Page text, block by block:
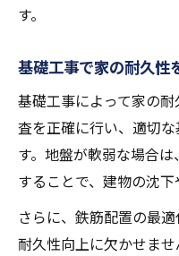
す。
基礎工事で家の耐久性
基礎工事によって家の
査を正確に行い、適切
す。地盤が軟弱な場合
することで、建物の沈下
さらに、鉄筋配置の最
耐久性向上に欠かせま